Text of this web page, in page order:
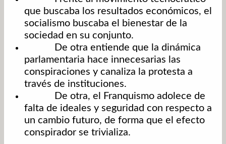
que buscaba los resultados económicos, el
socialismo buscaba el bienestar de la
sociedad en su conjunto.
De otra entiende que la dinámica
parlamentaria hace innecesarias las
conspiraciones y canaliza la protesta a
través de instituciones.
De otra, el Franquismo adolece de
falta de ideales y seguridad con respecto a
un cambio futuro, de forma que el efecto
conspirador se trivializa.